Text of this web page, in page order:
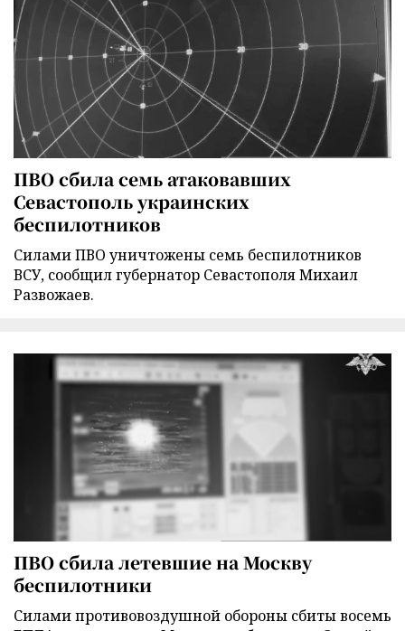
ПВО сбила семь атаковавших
Севастополь украинских
беспилотников
Силами ПВО уничтожены семь беспилотников
ВСУ, сообщил губернатор Севастополя Михаил
Развожаев.
ПВО сбила летевшие на Москву
беспилотники
Силами противовоздушной обороны сбиты восемь